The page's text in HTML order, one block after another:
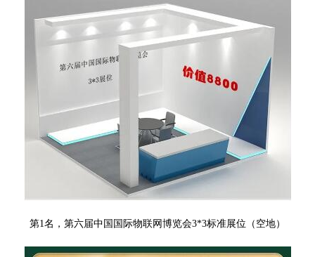
第1名，第六届中国国际物联网博览会3*3标准展位（空地）